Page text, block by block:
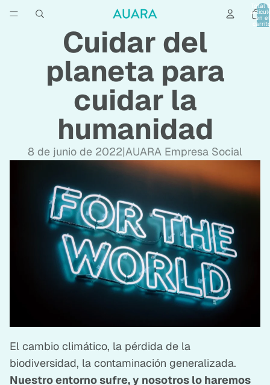
Total
en el
Cuidar del
planeta para
cuidar la
humanidad
8 de junio de 2022|AUARA Empresa Social
El cambio climático, la pérdida de la
biodiversidad, la contaminación generalizada.
Nuestro entorno sufre, y nosotros lo haremos